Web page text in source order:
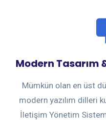
Modern Tasarım
Mümkün olan en üst
modern yazılım dilleri
İletişim Yönetim